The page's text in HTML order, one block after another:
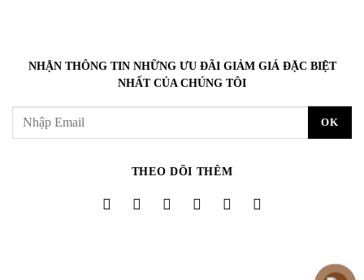
NHẬN THÔNG TIN NHỮNG ƯU ĐÃI GIẢM GIÁ ĐẶC BIỆT
NHẤT CỦA CHÚNG TÔI
THEO DÕI THÊM